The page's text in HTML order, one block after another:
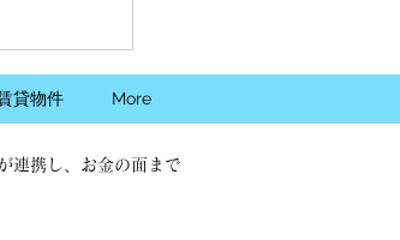
した。
昇しまし
9.12%の
貸物件 More
連携し、お金の面まで